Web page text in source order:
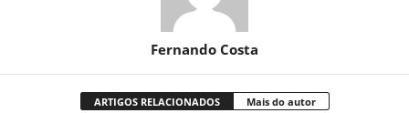
Fernando Costa
ARTIGOS RELACIONADOS Mais do autor